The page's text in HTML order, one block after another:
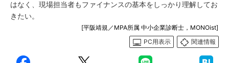
はなく、現場担当者もファイナンスの基本をしっかり理解してお
きたい。
[平阪靖規／MPA所属 中小企業診断士，MONOist]
PC用表示
関連情報